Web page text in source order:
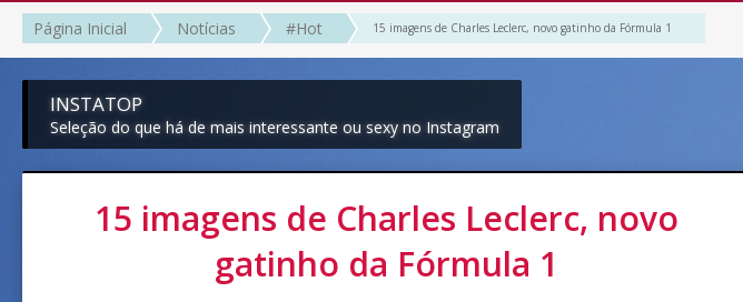
Página Inicial Notícias #Hot 15 imagens de Charles Leclerc, novo gatinho da Fórmula 1
INSTATOP
Seleção do que há de mais interessante ou sexy no Instagram
15 imagens de Charles Leclerc, novo
gatinho da Fórmula 1